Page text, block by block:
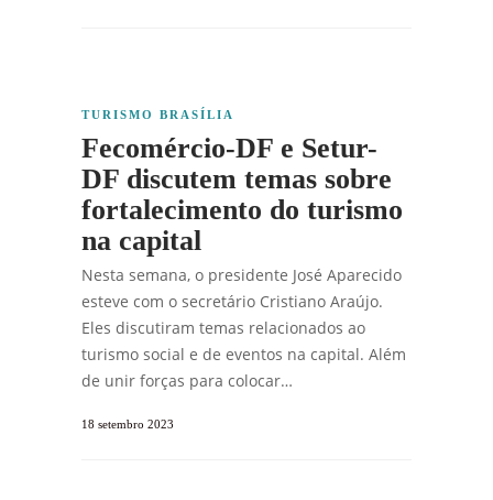
TURISMO BRASÍLIA
Fecomércio-DF e Setur-
DF discutem temas sobre
fortalecimento do turismo
na capital
Nesta semana, o presidente José Aparecido
esteve com o secretário Cristiano Araújo.
Eles discutiram temas relacionados ao
turismo social e de eventos na capital. Além
de unir forças para colocar…
18 setembro 2023